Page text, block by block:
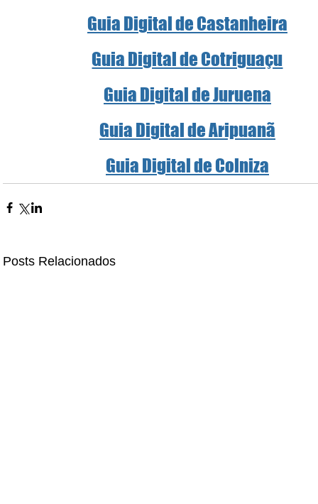
Guia Digital de Castanheira
Guia Digital de Cotriguaçu
Guia Digital de Juruena
Guia Digital de Aripuanã
Guia Digital de Colniza
Posts Relacionados